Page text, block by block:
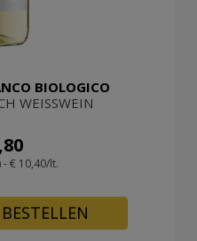
BIOLOGICO
WEISSWEIN
€ 10,40/lt.
BESTELLEN